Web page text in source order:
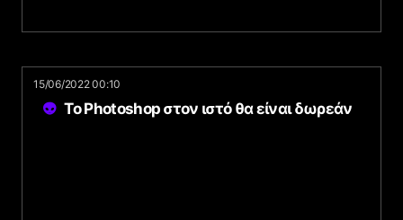
15/06/2022 00:10
Το Photoshop στον ιστό θα είναι δωρεάν